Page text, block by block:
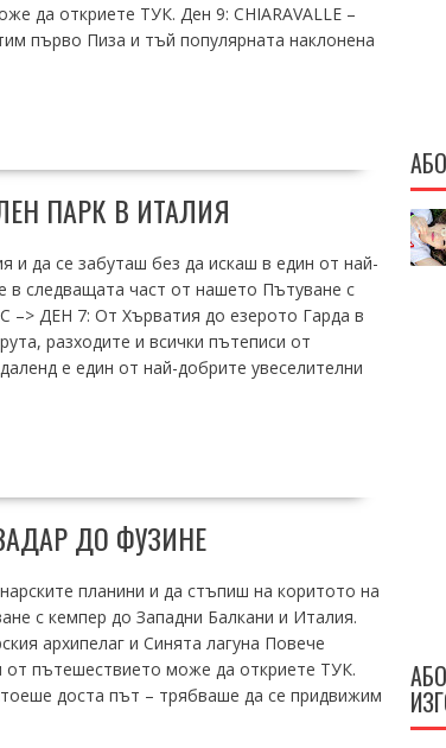
да откриете ТУК. Ден 9: CHIARAVALLE –
първо Пиза и тъй популярната наклонена
ПАРК В ИТАЛИЯ
и да се забуташ без да искаш в един от най-
в следващата част от нашето Пътуване с
ДЕН 7: От Хърватия до езерото Гарда в
разходите и всички пътеписи от
е един от най-добрите увеселителни
ДО ФУЗИНЕ
планини и да стъпиш на коритото на
с кемпер до Западни Балкани и Италия.
архипелаг и Синята лагуна Повече
пътешествието може да откриете ТУК.
доста път – трябваше да се придвижим